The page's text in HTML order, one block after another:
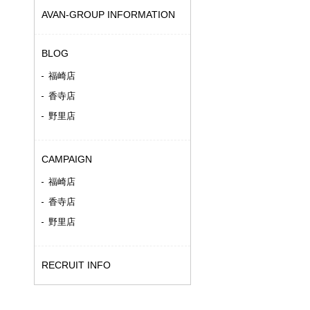
AVAN-GROUP INFORMATION
BLOG
福崎店
香寺店
野里店
CAMPAIGN
福崎店
香寺店
野里店
RECRUIT INFO